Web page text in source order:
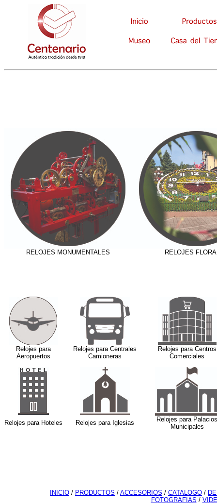
RELOJES MONUMENTALES RELOJES
Relojes para
Aeropuertos
Relojes para Centrales
Camioneras
Relojes para Centros
Comerciales
Relojes para Hoteles Relojes para Iglesias
Relojes para Palacios
Municipales
INICIO / PRODUCTOS / ACCESORIOS / CATALOGO /
FOTOGRAFIAS /